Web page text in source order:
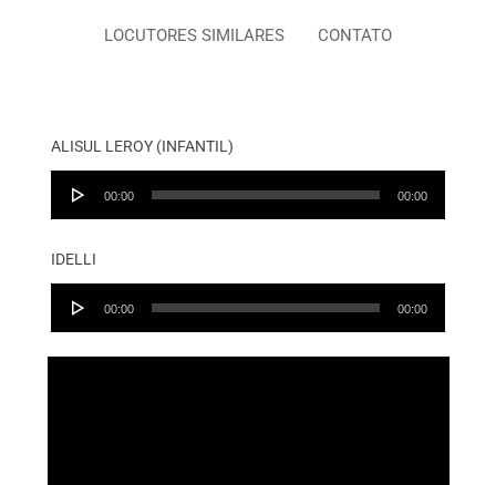
LOCUTORES SIMILARES CONTATO
ALISUL LEROY (INFANTIL)
Audio
00:00 00:00
IDELLI
Audio
00:00 00:00